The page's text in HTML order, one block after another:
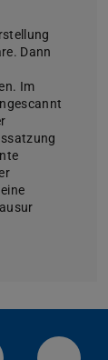
Dann
Im